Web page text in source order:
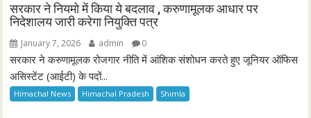
सरकार ने नियमो में किया ये बदलाव , करुणामूलक आधार पर
निदेशालय जारी करेगा नियुक्ति पत्र
January 7, 2026 admin 0
सरकार ने करुणामूलक रोजगार नीति में आंशिक संशोधन करते हुए जूनियर ऑफिस
असिस्टेंट (आईटी) के पदों...
Himachal News Himachal Pradesh Shimla